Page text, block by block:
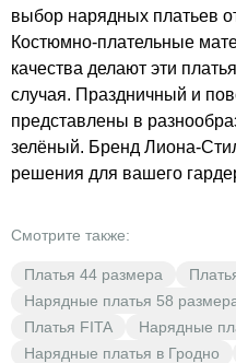
выбор нарядных платьев
Костюмно-плательные
качества делают эти
случая. Праздничный и
представлены в
зелёный. Бренд Лиона-
решения для вашего
вашу индивидуальность и
ценам!
Смотрите также:
Платья 44 размера
Нарядные платья 58
Платья FITA
Нарядные
Нарядные платья в Гродно